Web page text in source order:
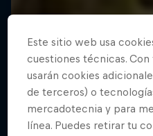
Este sitio web usa
cuestiones técnicas.
usarán cookies
de terceros) o
mercadotecnia y para
línea. Puedes retirar tu